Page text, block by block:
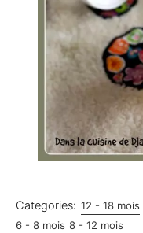
Categories: 12 - 18 mois
6 - 8 mois 8 - 12 mois